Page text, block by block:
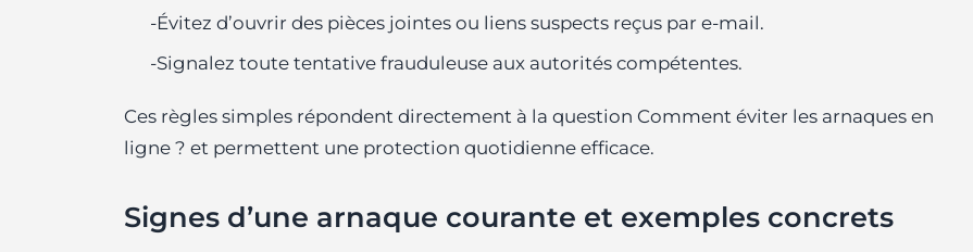
-Évitez d’ouvrir des pièces jointes ou liens suspects reçus par e‑mail.
-Signalez toute tentative frauduleuse aux autorités compétentes.
Ces règles simples répondent directement à la question Comment éviter les arnaques en
ligne ? et permettent une protection quotidienne efficace.
Signes d’une arnaque courante et exemples concrets